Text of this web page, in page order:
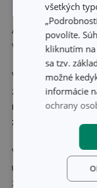
Akčné ceny platia do
vypredania zásob.
Využite možnosť
z pohodlia domova
rezervácia tovaru
zároveň zistíte
Vašu objednávku
úplne zdarma.
zaplatením pozriete.
všetkých
povolíte.
kliknutím na
sa tzv.
možné
informácie
ochrany